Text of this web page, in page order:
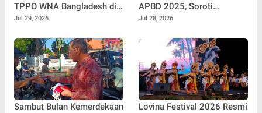
TPPO WNA Bangladesh di
PN Singaraja, Muncul
dengan BAP
Jul 29, 2026
APBD 2025, Soroti
Besarnya SiLPA dan Dorong
Jul 28, 2026
Sambut Bulan Kemerdekaan
Lovina Festival 2026 Resmi